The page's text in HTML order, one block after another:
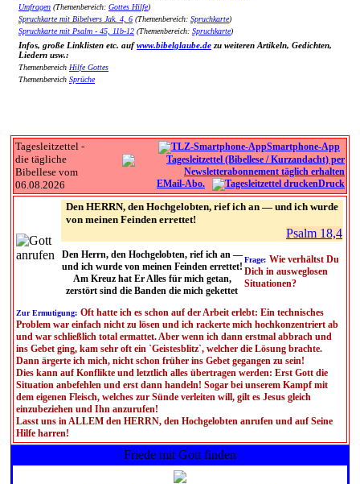
Umfragen (Themenbereich: Gottes Hilfe)
Spruchkarte mit Bibelvers Jak. 4, 6 (Themenbereich: Spruchkarte)
Spruchkarte mit Psalm - 45, 11b-12 (Themenbereich: Spruchkarte)
Infos, große Linklisten etc. aufwww.bibelglaube.de zu weiteren Artikeln, Gedichten,
Liedern usw.:
Themenbereich Hilfe Gottes
Themenbereich Sprüche
Tagesleitzettel -
die tägliche
Bibellese vom
06.08.2026
Smartphone-App
EMail-Abo. Druck
Den HERRN, den Hochgelobten, rief ich an — und ich wurde
von meinen Feinden errettet!
Psalm 18,4
Den Herrn, den Hochgelobten, rief ich an —
und ich wurde von meinen Feinden errettet!
Am Kreuz hat Er Alles für mich getan,
zerstört sind die Banden die mich gekettet
Frage: Wie verhältst Du
Dich in ausweglosen
Situationen?
Zur Ermutigung: Oft hatte ich es schon auf der Arbeit erlebt: Ein technisches
Problem war einfach nicht zu lösen und ich rackerte mich hochkonzentriert ab
und war schließlich total ermattet. Aber wenn ich dann erstmal abbrach und
ins Gebet ging, kam sehr oft ein `Geistesblitz`, welcher die Lösung brachte.
Dann ärgerte ich mich, nicht schon früher ins Gebet gegangen zu sein!
Dies kann auf Konflikte und letztlich alles übertragen werden: Erst Gott die
Situation anbefehlen und erst dann handeln! Sogar bei unserem Kampf mit
dem eigenen Fleisch, welches zur Sünde verleiten will, gilt es Jesus gleich
einzubeziehen und Ihn anzurufen!
Lasst uns in ALLEM den HERRN, den Hochgelobten anrufen und auf Seine
Hilfe harren!
Friede mit Gott finden